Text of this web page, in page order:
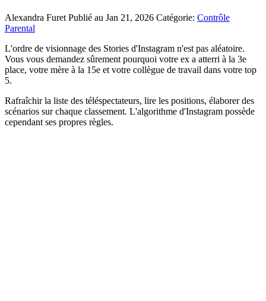
Alexandra Furet Publié au Jan 21, 2026 Catégorie: Contrôle
Parental
L'ordre de visionnage des Stories d'Instagram n'est pas aléatoire.
Vous vous demandez sûrement pourquoi votre ex a atterri à la 3e
place, votre mère à la 15e et votre collègue de travail dans votre top
5.
Rafraîchir la liste des téléspectateurs, lire les positions, élaborer des
scénarios sur chaque classement. L'algorithme d'Instagram possède
cependant ses propres règles.